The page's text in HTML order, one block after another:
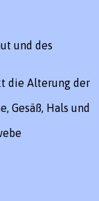
und des
die Alterung der
Gesäß, Hals und